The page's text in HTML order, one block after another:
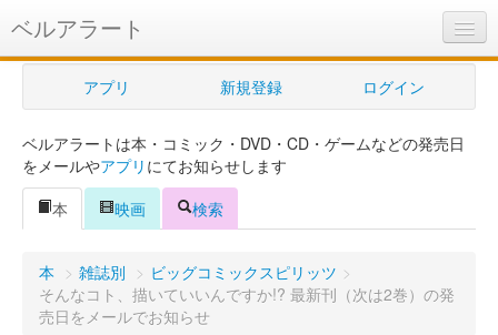
ベルアラート
ベルアラートとは
ヘルプ
新規登録
ログイン
購入管理
アプリ 新規登録 ログイン
ベルアラートは本・コミック・DVD・CD・ゲームなどの発売日
をメールやアプリ にてお知らせします
本
映画 検索
本 > 雑誌別 > ビッグコミックスピリッツ >
そんなコト、描いていいんですか!? 最新刊（次は2巻）の発
売日をメールでお知らせ